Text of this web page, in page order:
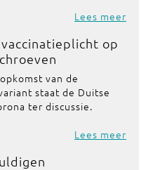
Lees meer
op
van de
staat de Duitse
ter discussie.
Lees meer